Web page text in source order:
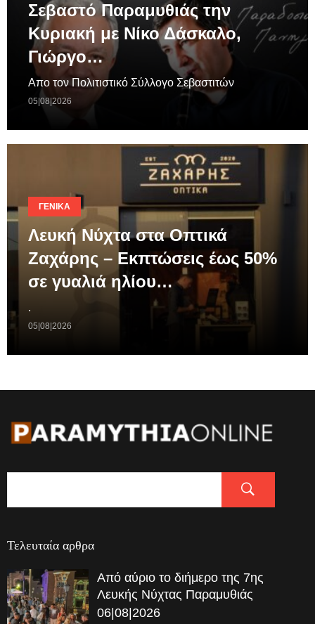
Σεβαστό Παραμυθιάς την
Κυριακή με Νίκο Δάσκαλο,
Γιώργο…
Απο τον Πολιτιστικό Σύλλογο Σεβαστιτών
05|08|2026
ΓΕΝΙΚΆ
Λευκή Νύχτα στα Οπτικά
Ζαχάρης – Εκπτώσεις έως 50%
σε γυαλιά ηλίου…
.
05|08|2026
Τελευταία αρθρα
Από αύριο το διήμερο της 7ης
Λευκής Νύχτας Παραμυθιάς
06|08|2026